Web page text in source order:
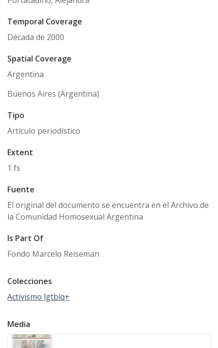
Temporal Coverage
Década de 2000
Spatial Coverage
Argentina
Buenos Aires (Argentina)
Tipo
Artículo periodístico
Extent
1 fs
Fuente
El original del documento se encuentra en el Archivo de
la Comunidad Homosexual Argentina
Is Part Of
Fondo Marcelo Reiseman
Colecciones
Activismo lgtbiq+
Media